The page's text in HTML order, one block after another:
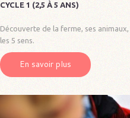
CYCLE 1 (2,5 À 5 ANS)
Découverte de la ferme, ses
les 5 sens.
En savoir plus